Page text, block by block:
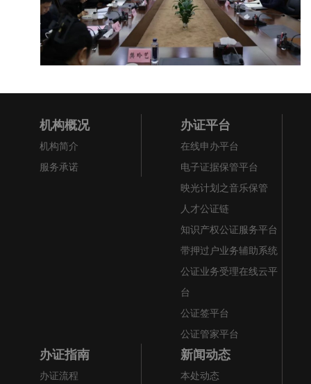
机构概况
机构简介
服务承诺
办证平台
在线申办平台
电子证据保管平台
映光计划之音乐保管
人才公证链
知识产权公证服务平台
带押过户业务辅助系统
公证业务受理在线云平
台
公证签平台
公证管家平台
办证指南
办证流程
新闻动态
本处动态